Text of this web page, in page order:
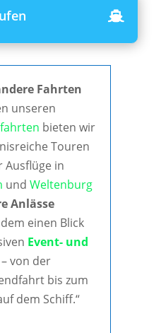
Fahrten
unseren
bieten wir
Touren
Ausflüge in
und Weltenburg
Anlässe
einen Blick
Event- und
– von der
bis zum
dem Schiff.“